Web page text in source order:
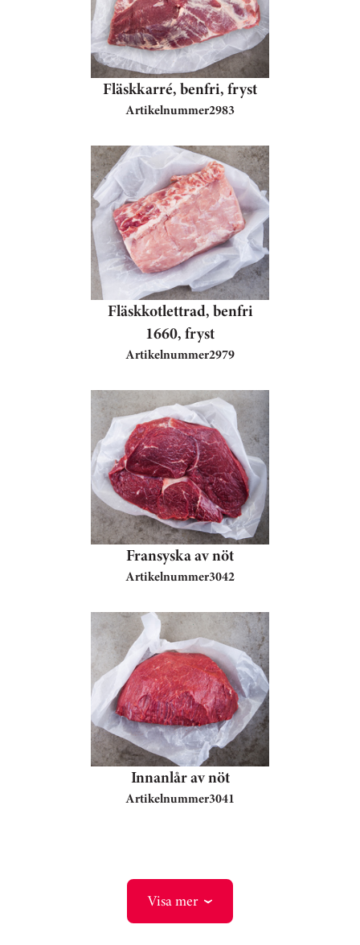
Fläskkarré, benfri, fryst
Artikelnummer2983
Fläskkotlettrad, benfri
1660, fryst
Artikelnummer2979
Fransyska av nöt
Artikelnummer3042
Innanlår av nöt
Artikelnummer3041
Visa mer